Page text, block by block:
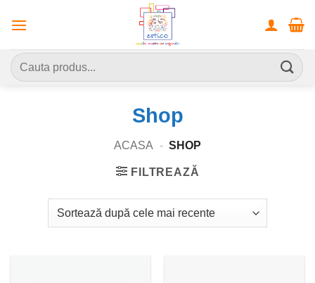
Caută
după:
Shop
ACASA - SHOP
FILTREAZĂ